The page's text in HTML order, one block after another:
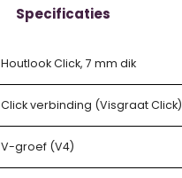
Specificaties
Houtlook Click, 7 mm dik
Click verbinding (Visgraat Click)
V-groef (V4)